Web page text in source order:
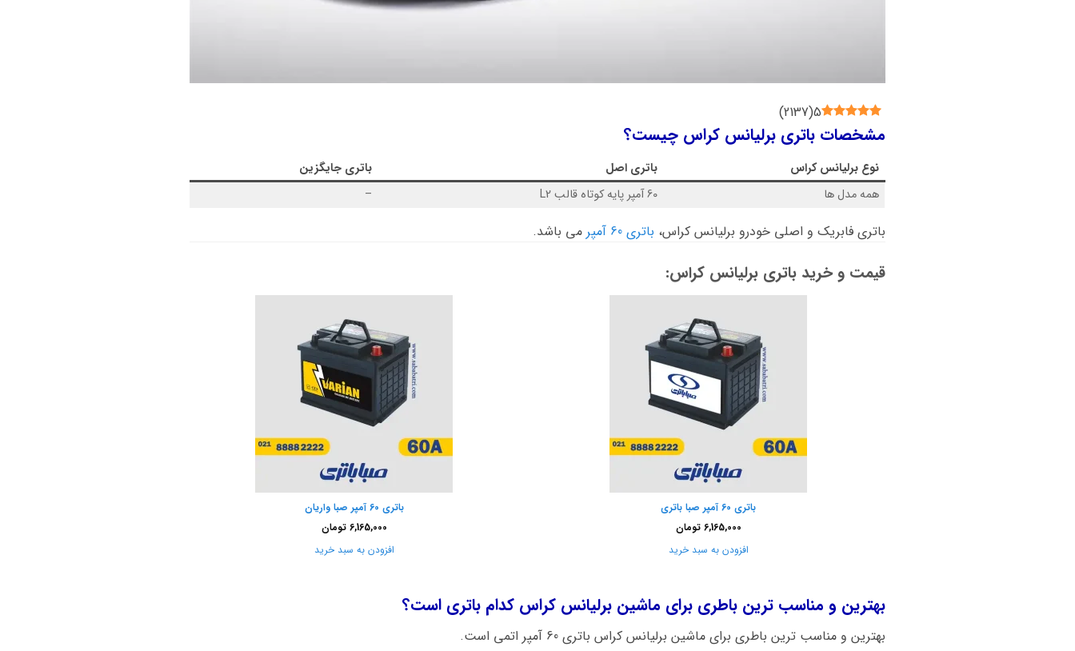
5
(
2137
)
مشخصات باتری برلیانس کراس چیست؟
نوع برلیانس کراس باتری اصل
باتری جایگزین
همه مدل ها
60 آمپر پایه کوتاه قالب L2 –
باتری فابریک و اصلی خودرو برلیانس کراس، باتری 60 آمپر می باشد.
قیمت و خرید باتری برلیانس کراس:
باتری 60 آمپر صبا باتری
6,165,000 تومان
افزودن به سبد خرید
باتری 60 آمپر صبا واریان
6,165,000 تومان
افزودن به سبد خرید
بهترین و مناسب ترین باطری برای ماشین برلیانس کراس کدام باتری است؟
بهترین و مناسب ترین باطری برای ماشین برلیانس کراس باتری 60 آمپر اتمی است.